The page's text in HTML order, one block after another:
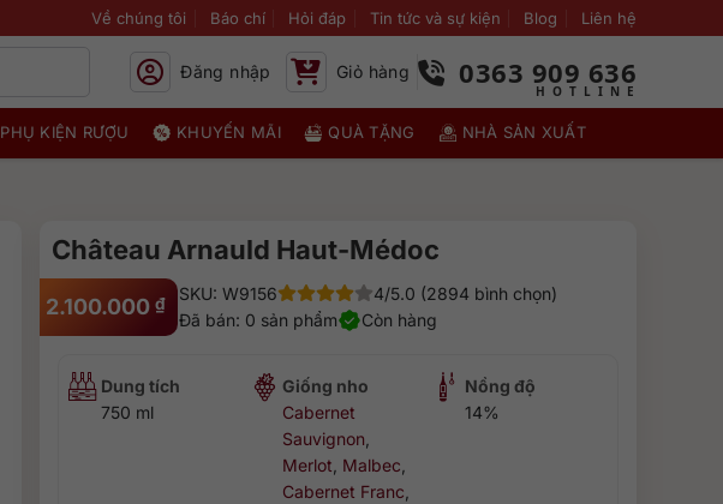
Về chúng tôi Báo chí Hỏi đáp Tin tức và sự kiện Blog Liên hệ
Đăng nhập Giỏ hàng 0363 909 636
PHỤ KIỆN RƯỢU KHUYẾN MÃI QUÀ TẶNG NHÀ SẢN XUẤT
Château Arnauld Haut-Médoc
2.100.000 ₫ SKU: W9156
4/5.0 (2894 bình chọn)
Đã bán: 0 sản phẩm
Còn hàng
Dung tích
750 ml
Giống nho
Cabernet
Sauvignon
Merlot Malbec
Cabernet Franc
Nồng độ
14%